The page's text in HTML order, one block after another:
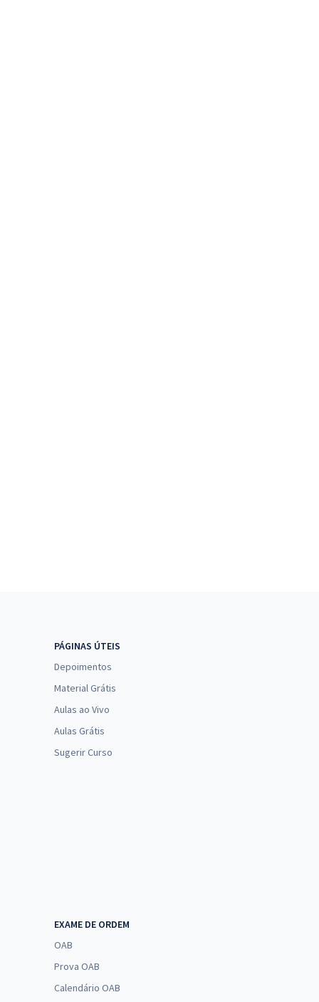
PÁGINAS ÚTEIS
Depoimentos
Material Grátis
Aulas ao Vivo
Aulas Grátis
Sugerir Curso
EXAME DE ORDEM
OAB
Prova OAB
Calendário OAB